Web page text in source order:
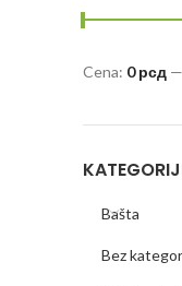
Cena: 0 рсд —
Bašta
Bez